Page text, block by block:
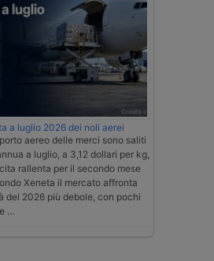
a luglio 2026 dei noli aerei
aereo delle merci sono saliti
a luglio, a 3,12 dollari per kg,
rallenta per il secondo mese
Xeneta il mercato affronta
del 2026 più debole, con pochi
…